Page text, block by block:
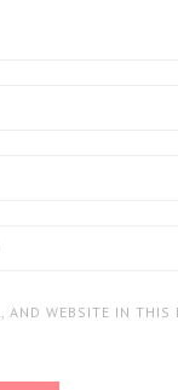
AND WEBSITE IN THIS